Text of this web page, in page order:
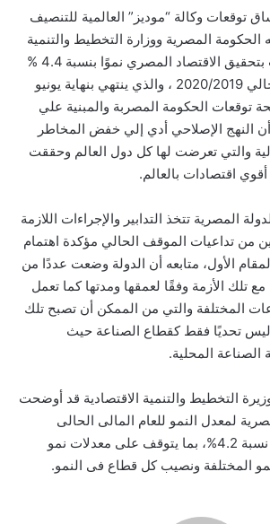
توقعات وكالة “موديز” العالمية للتنصيف
الحكومة المصرية ووزارة التخطيط والتنمية
الاقتصادية من توقعات بتحقيق الاقتصاد المصري نموًا بنسبة 4.4 %
بنهاية العام المالي الحالي 2020/2019 ، والذي ينتهي بنهاية يونيو
توقعات الحكومة المصربة والمبنية علي
الإصلاحي أدي إلي خفض المخاطر
والتي تعرضت لها كل دول العالم وحققت
اقتصادات بالعالم.
المصرية تتخذ التدابير والإجراءات اللازمة
من تداعيات الموقف الحالي مؤكدة اهتمام
الأول، متابعه أن الدولة وضعت عددًا من
مع تلك الأزمة وفقًا لعمقها ومدتها كما تعمل
المختلفة والتي من الممكن أن تصبح تلك
تحديًا فقط كقطاع الصناعة حيث
المحلية.
التخطيط والتنمية الاقتصادية قد أوضحت
لمعدل النمو للعام المالى الحالى
19/2020 أنه سيحقق نسبة 4.2%، بما يتوقف على معدلات نمو
المختلفة ونصيب كل قطاع فى النمو.